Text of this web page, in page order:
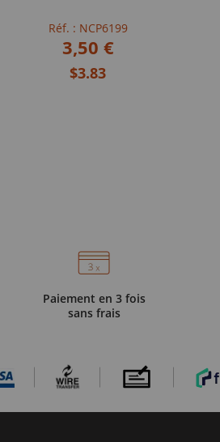
Réf. : NCP6199
3,50 €
$3.83
Paiement en 3 fois
sans frais